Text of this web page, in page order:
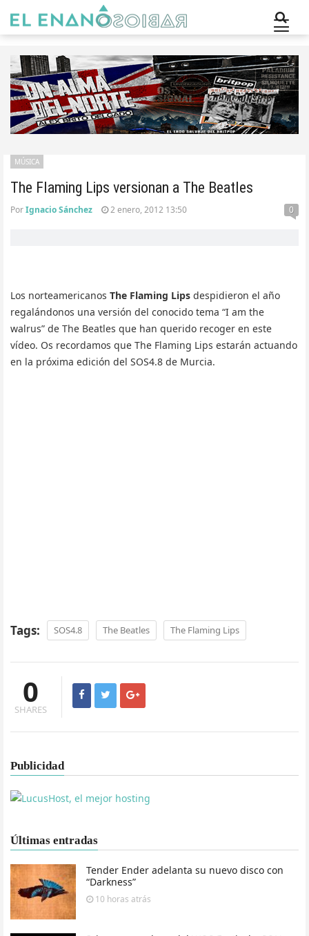
The Flaming Lips versionan a The Beatles
MÚSICA
PorIgnacio Sánchez 2 enero, 2012 13:50 0
Los norteamericanos The Flaming Lips despidieron el año
regalándonos una versión del conocido tema “I am the
walrus” de The Beatles que han querido recoger en este
vídeo. Os recordamos que The Flaming Lips estarán actuando
en la próxima edición del SOS4.8 de Murcia.
Tags: SOS4.8 The Beatles The Flaming Lips
0
SHARES
Publicidad
Últimas entradas
Tender Ender adelanta su nuevo disco con
“Darkness”
10 horas atrás